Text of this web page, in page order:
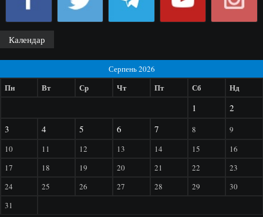
Календар
Серпень 2026
Пн Вт Ср Чт Пт Сб Нд
1
2
3
4 5 6 7 8
9
10
11 12 13 14 15
16
17
18 19 20 21 22
23
24
25 26 27 28 29
30
31